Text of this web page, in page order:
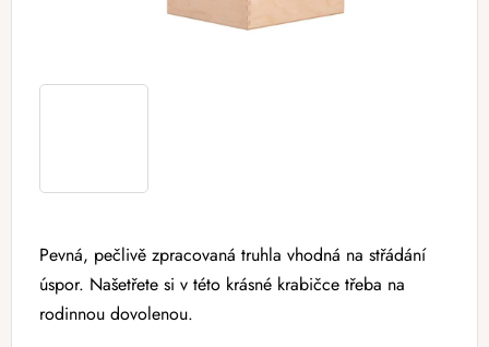
Pevná, pečlivě zpracovaná truhla vhodná na střádání
úspor. Našetřete si v této krásné krabičce třeba na
rodinnou dovolenou.